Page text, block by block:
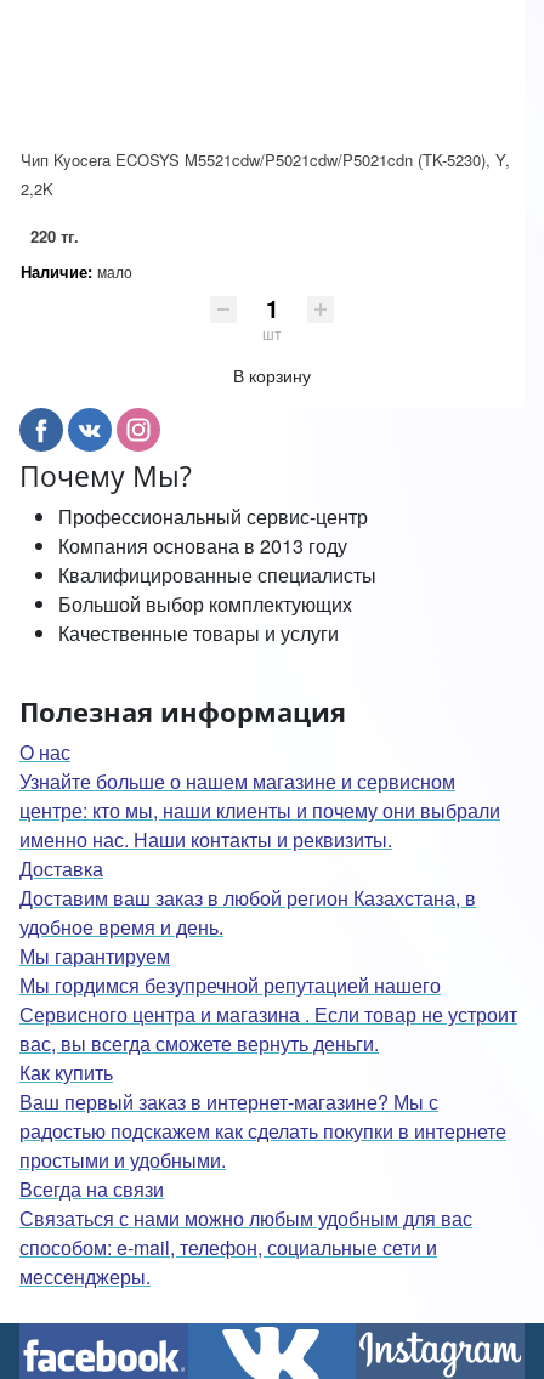
Чип Kyocera ECOSYS M5521cdw/P5021cdw/P5021cdn (TK-5230), Y,
2,2K
220 тг.
Наличие: мало
шт
В корзину
Почему Мы?
Профессиональный сервис-центр
Компания основана в 2013 году
Квалифицированные специалисты
Большой выбор комплектующих
Качественные товары и услуги
Полезная информация
О нас
Узнайте больше о нашем магазине и сервисном
центре: кто мы, наши клиенты и почему они выбрали
именно нас. Наши контакты и реквизиты.
Доставка
Доставим ваш заказ в любой регион Казахстана, в
удобное время и день.
Мы гарантируем
Мы гордимся безупречной репутацией нашего
Сервисного центра и магазина . Если товар не устроит
вас, вы всегда сможете вернуть деньги.
Как купить
Ваш первый заказ в интернет-магазине? Мы с
радостью подскажем как сделать покупки в интернете
простыми и удобными.
Всегда на связи
Связаться с нами можно любым удобным для вас
способом: e-mail, телефон, социальные сети и
мессенджеры.